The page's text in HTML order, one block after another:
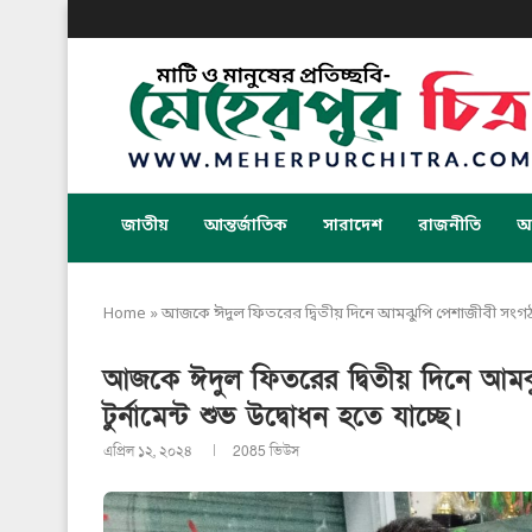
জাতীয় আন্তর্জাতিক সারাদেশ রাজনীতি
Home »আজকে ঈদুল ফিতরের দ্বিতীয় দিনে আমঝুপি পেশাজীবী
আজকে ঈদুল ফিতরের দ্বিতীয় দিনে
টুর্নামেন্ট শুভ উদ্বোধন হতে যাচ্ছে।
এপ্রিল ১২, ২০২৪ 2085ভিউস